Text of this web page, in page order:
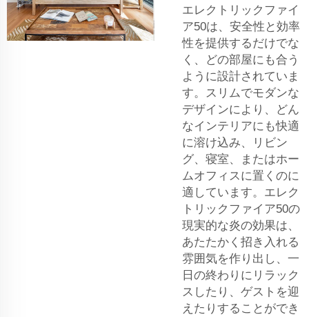
エレクトリックファイ
ア50は、安全性と効率
性を提供するだけでな
く、どの部屋にも合う
ように設計されていま
す。スリムでモダンな
デザインにより、どん
なインテリアにも快適
に溶け込み、リビン
グ、寝室、またはホー
ムオフィスに置くのに
適しています。エレク
トリックファイア50の
現実的な炎の効果は、
あたたかく招き入れる
雰囲気を作り出し、一
日の終わりにリラック
スしたり、ゲストを迎
えたりすることができ